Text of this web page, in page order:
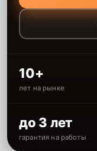
10+
лет на рынке
до 3 лет
гарантия на работы